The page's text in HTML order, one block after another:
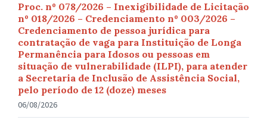
Proc. nº 078/2026 – Inexigibilidade de Licitação
nº 018/2026 – Credenciamento nº 003/2026 –
Credenciamento de pessoa jurídica para
contratação de vaga para Instituição de Longa
Permanência para Idosos ou pessoas em
situação de vulnerabilidade (ILPI), para atender
a Secretaria de Inclusão de Assistência Social,
pelo período de 12 (doze) meses
06/08/2026